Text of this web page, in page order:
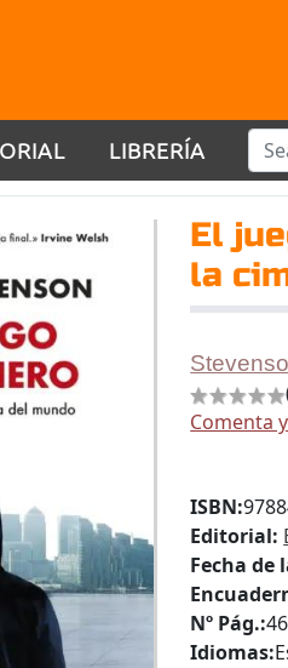
LIBRERÍA
El
la
Comenta
ISBN:
Editorial:
Fecha de
Nº Pág.:
Idiomas: